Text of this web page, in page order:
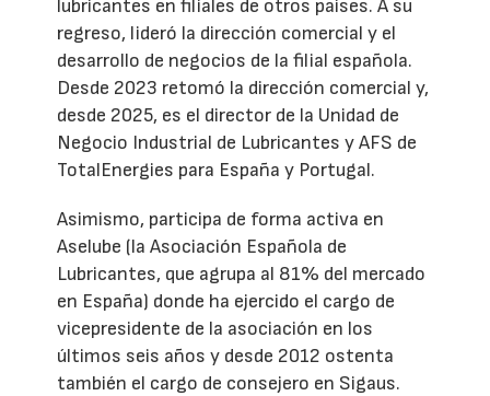
lubricantes en filiales de otros países. A su
regreso, lideró la dirección comercial y el
desarrollo de negocios de la filial española.
Desde 2023 retomó la dirección comercial y,
desde 2025, es el director de la Unidad de
Negocio Industrial de Lubricantes y AFS de
TotalEnergies para España y Portugal.
Asimismo, participa de forma activa en
Aselube (la Asociación Española de
Lubricantes, que agrupa al 81% del mercado
en España) donde ha ejercido el cargo de
vicepresidente de la asociación en los
últimos seis años y desde 2012 ostenta
también el cargo de consejero en Sigaus.